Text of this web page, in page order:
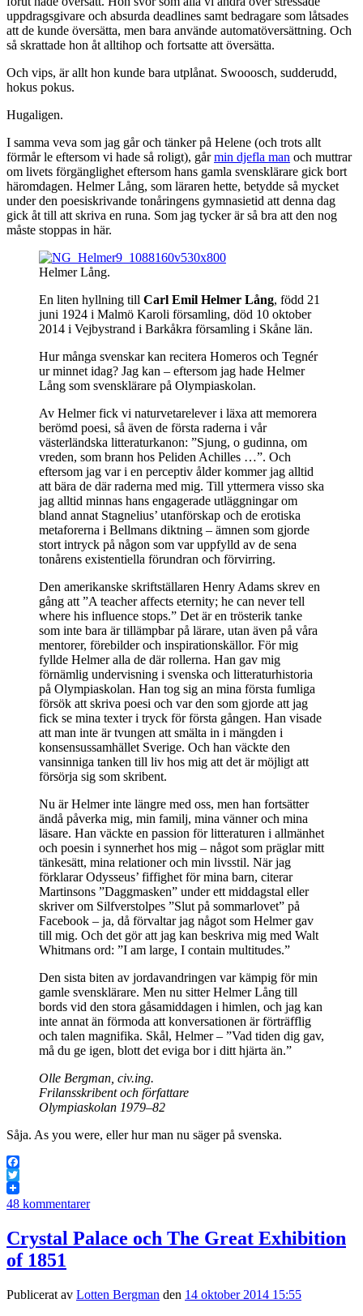
uppdragsgivare och absurda deadlines samt bedragare som låtsades
att de kunde översätta, men bara använde automatöversättning. Och
så skrattade hon åt alltihop och fortsatte att översätta.
Och vips, är allt hon kunde bara utplånat. Swooosch, sudderudd,
hokus pokus.
Hugaligen.
I samma veva som jag går och tänker på Helene (och trots allt
förmår le eftersom vi hade så roligt), gårmin djefla man och muttrar
om livets förgänglighet eftersom hans gamla svensklärare gick bort
häromdagen. Helmer Lång, som läraren hette, betydde så mycket
under den poesiskrivande tonåringens gymnasietid att denna dag
gick åt till att skriva en runa. Som jag tycker är så bra att den nog
måste stoppas in här.
Helmer Lång.
En liten hyllning till Carl Emil Helmer Lång, född 21
juni 1924 i Malmö Karoli församling, död 10 oktober
2014 i Vejbystrand i Barkåkra församling i Skåne län.
Hur många svenskar kan recitera Homeros och Tegnér
ur minnet idag? Jag kan – eftersom jag hade Helmer
Lång som svensklärare på Olympiaskolan.
Av Helmer fick vi naturvetarelever i läxa att memorera
berömd poesi, så även de första raderna i vår
västerländska litteraturkanon: ”Sjung, o gudinna, om
vreden, som brann hos Peliden Achilles …”. Och
eftersom jag var i en perceptiv ålder kommer jag alltid
att bära de där raderna med mig. Till yttermera visso ska
jag alltid minnas hans engagerade utläggningar om
bland annat Stagnelius’ utanförskap och de erotiska
metaforerna i Bellmans diktning – ämnen som gjorde
stort intryck på någon som var uppfylld av de sena
tonårens existentiella förundran och förvirring.
Den amerikanske skriftställaren Henry Adams skrev en
gång att ”A teacher affects eternity; he can never tell
where his influence stops.” Det är en trösterik tanke
som inte bara är tillämpbar på lärare, utan även på våra
mentorer, förebilder och inspirationskällor. För mig
fyllde Helmer alla de där rollerna. Han gav mig
förnämlig undervisning i svenska och litteraturhistoria
på Olympiaskolan. Han tog sig an mina första fumliga
försök att skriva poesi och var den som gjorde att jag
fick se mina texter i tryck för första gången. Han visade
att man inte är tvungen att smälta in i mängden i
konsensussamhället Sverige. Och han väckte den
vansinniga tanken till liv hos mig att det är möjligt att
försörja sig som skribent.
Nu är Helmer inte längre med oss, men han fortsätter
ändå påverka mig, min familj, mina vänner och mina
läsare. Han väckte en passion för litteraturen i allmänhet
och poesin i synnerhet hos mig – något som präglar mitt
tänkesätt, mina relationer och min livsstil. När jag
förklarar Odysseus’ fiffighet för mina barn, citerar
Martinsons ”Daggmasken” under ett middagstal eller
skriver om Silfverstolpes ”Slut på sommarlovet” på
Facebook – ja, då förvaltar jag något som Helmer gav
till mig. Och det gör att jag kan beskriva mig med Walt
Whitmans ord: ”I am large, I contain multitudes.”
Den sista biten av jordavandringen var kämpig för min
gamle svensklärare. Men nu sitter Helmer Lång till
bords vid den stora gåsamiddagen i himlen, och jag kan
inte annat än förmoda att konversationen är förträfflig
och talen magnifika. Skål, Helmer – ”Vad tiden dig gav,
må du ge igen, blott det eviga bor i ditt hjärta än.”
Olle Bergman, civ.ing.
Frilansskribent och författare
Olympiaskolan 1979–82
Såja. As you were, eller hur man nu säger på svenska.
Facebook
Twitter
48 kommentarer
Crystal Palace och The Great Exhibition
of 1851
Publicerat av Lotten Bergman den 14 oktober 2014 15:55